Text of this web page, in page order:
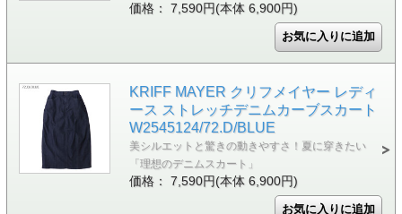
価格： 7,590円(本体 6,900円)
KRIFF MAYER クリフメイヤー レディ
ース ストレッチデニムカーブスカート
W2545124/72.D/BLUE
美シルエットと驚きの動きやすさ！夏に穿きたい
「理想のデニムスカート」
価格： 7,590円(本体 6,900円)